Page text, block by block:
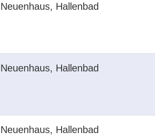
Neuenhaus, Hallenbad
Neuenhaus, Hallenbad
Neuenhaus, Hallenbad